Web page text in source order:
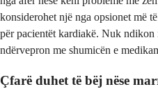
konsiderohet një nga opsionet më
për pacientët kardiakë. Nuk
ndërvepron me shumicën e
Çfarë duhet të bëj nëse